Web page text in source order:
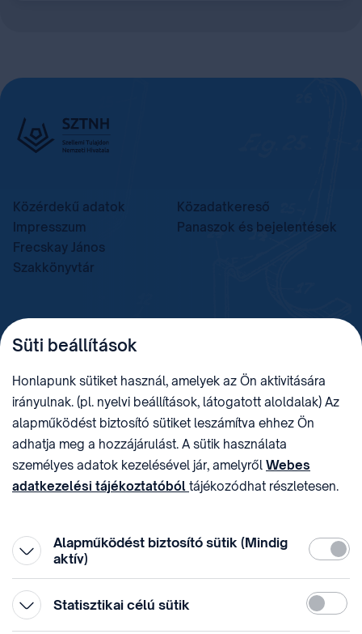
Közérdekű adatok
Közadatkereső
Impresszum
Panaszok és bejelentések
Frecskay János
Szakkönyvtár
TELEFON
+36 (1) 312 4400
sztnh@hipo.gov.hu 15311746-2-42
CÍM
1081 Budapest II. János
Pál pápa tér 7.
HIVATAL RÖVID NEVE
SZTNHOPS, KRID:
174434905
KÖZÖSSÉGI MÉDIA
Süti beállítások
Honlapunk sütiket használ, amelyek az Ön aktivitására
irányulnak. (pl. nyelvi beállítások, látogatott aloldalak) Az
alapműködést biztosító sütiket leszámítva ehhez Ön
adhatja meg a hozzájárulást. A sütik használata
személyes adatok kezelésével jár, amelyről Webes
adatkezelési tájékoztatóból tájékozódhat részletesen.
Alapműködést biztosító sütik (Mindig
aktív)
Statisztikai célú sütik